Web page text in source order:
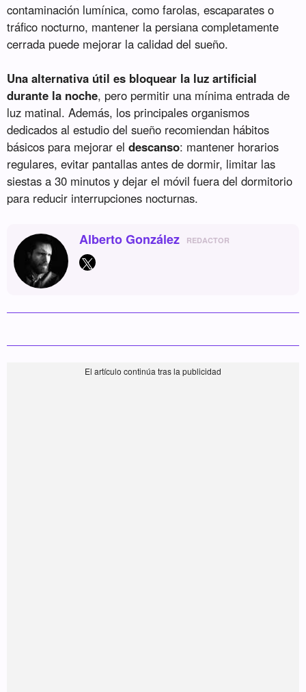
contaminación lumínica, como farolas, escaparates o
tráfico nocturno, mantener la persiana completamente
cerrada puede mejorar la calidad del sueño.
Una alternativa útil es bloquear la luz artificial
durante la noche, pero permitir una mínima entrada de
luz matinal. Además, los principales organismos
dedicados al estudio del sueño recomiendan hábitos
básicos para mejorar eldescanso: mantener horarios
regulares, evitar pantallas antes de dormir, limitar las
siestas a 30 minutos y dejar el móvil fuera del dormitorio
para reducir interrupciones nocturnas.
Alberto González REDACTOR